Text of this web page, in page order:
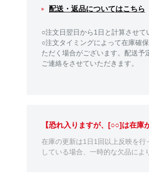
配送・返品についてはこちら
○注文日翌日から1日と計算させて
○注文タイミングによって在庫確
ただく場合がございます。配送予
ご連絡をさせていただきます。
【恐れ入りますが、[○○]は在庫
在庫の更新は1日1回以上反映を
している場合、一時的な欠品によ